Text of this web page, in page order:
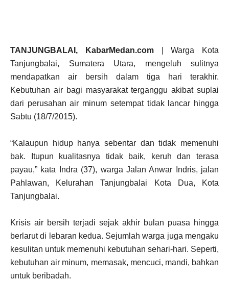
TANJUNGBALAI, KabarMedan.com| Warga Kota
Tanjungbalai, Sumatera Utara, mengeluh sulitnya
mendapatkan air bersih dalam tiga hari terakhir.
Kebutuhan air bagi masyarakat terganggu akibat suplai
dari perusahan air minum setempat tidak lancar hingga
Sabtu (18/7/2015).
“Kalaupun hidup hanya sebentar dan tidak memenuhi
bak. Itupun kualitasnya tidak baik, keruh dan terasa
payau,” kata Indra (37), warga Jalan Anwar Indris, jalan
Pahlawan, Kelurahan Tanjungbalai Kota Dua, Kota
Tanjungbalai.
Krisis air bersih terjadi sejak akhir bulan puasa hingga
berlarut di lebaran kedua. Sejumlah warga juga mengaku
kesulitan untuk memenuhi kebutuhan sehari-hari. Seperti,
kebutuhan air minum, memasak, mencuci, mandi, bahkan
untuk beribadah.